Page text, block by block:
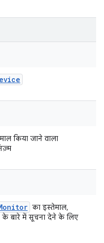
किया जाने वाला
का इस्तेमाल,
के बारे में सूचना देने के लिए